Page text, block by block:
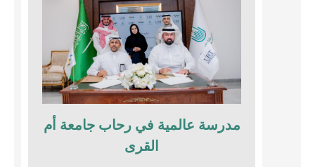
مدرسة عالمية في رحاب جامعة أم
القرى​